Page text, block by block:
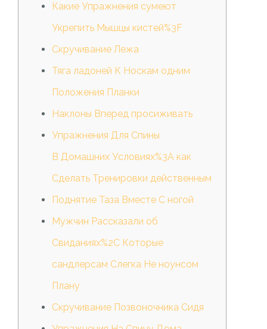
Какие Упражнения сумеют
Укрепить Мышцы кистей%3F
Скручивание Лежа
Тяга ладоней К Носкам одним
Положения Планки
Наклоны Вперед просиживать
Упражнения Для Спины
В Домашних Условиях%3A как
Сделать Тренировки действенным
Поднятие Таза Вместе С ногой
Мужчин Рассказали об
Свиданиях%2C Которые
сандлерсам Слегка Не ноунсом
Плану
Скручивание Позвоночника Сидя